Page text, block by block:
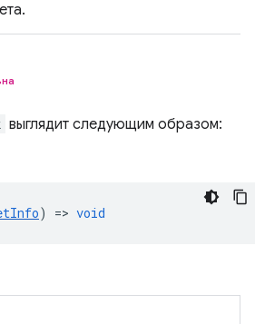
выглядит следующим образом:
) => void